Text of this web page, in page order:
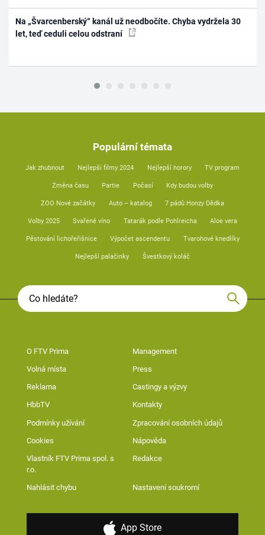
Na „Švarcenberský“ kanál už neodbočíte. Chyba vydržela 30
let, teď ceduli celou odstraní
Populární témata
Jak zhubnout Nejlepší filmy 2024 Nejlepší horory TV program
Změna času Partie Počasí Kdy budou volby
ZOO Nové začátky Auto – katalog 7 pádů Honzy Dědka
Volby 2025 Svařené víno Tatarák podle Pohlreicha Aloe vera
Pěstování lichořeřišnice Výpočet ascendentu Tvarohové knedlíky
Nejlepší palačinky Švestkový koláč
O FTV Prima Management
Volná místa Press
Reklama Castingy a výzvy
HbbTV Kontakty
Podmínky užívání Zpracování osobních údajů
Cookies Nápověda
Vlastník FTV Prima spol. s
r.o.
Redakce
Nahlásit chybu Nastavení soukromí
App Store